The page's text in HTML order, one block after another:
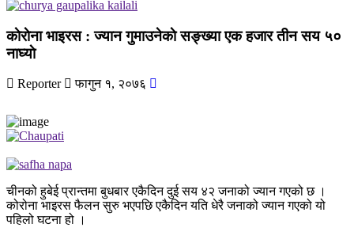
काेराेना भाइरस : ज्यान गुमाउनेकाे सङ्ख्या एक हजार तीन सय ५०
नाघ्याे
Reporter फागुन १, २०७६
चीनको हुबेई प्रान्तमा बुधबार एकैदिन दुई सय ४२ जनाको ज्यान गएको छ ।
कोरोना भाइरस फैलन सुरु भएपछि एकैदिन यति धेरै जनाको ज्यान गएको यो
पहिलो घटना हो ।